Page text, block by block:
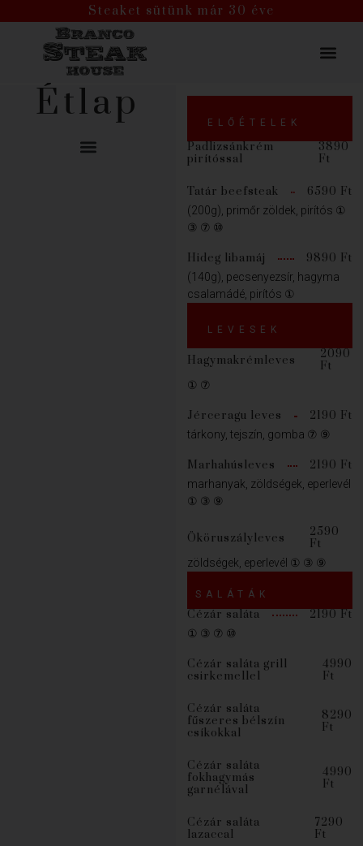
Steaket sütünk már 30 éve
Étlap ELŐÉTELEK
Padlizsánkrém
pirítóssal
3890
Ft
Tatár beefsteak 6590 Ft
(200g), primőr zöldek, pirítós ①
③ ⑦ ⑩
Hideg libamáj 9890 Ft
(140g), pecsenyezsír, hagyma
csalamádé, pirítós ①
LEVESEK
Hagymakrémleves
2090
Ft
① ⑦
Jérceragu leves 2190 Ft
tárkony, tejszín, gomba ⑦ ⑨
Marhahúsleves 2190 Ft
marhanyak, zöldségek, eperlevél
① ③ ⑨
Ököruszályleves
2590
Ft
zöldségek, eperlevél ① ③ ⑨
SALÁTÁK
Cézár saláta 2190 Ft
① ③ ⑦ ⑩
Cézár saláta grill
csirkemellel
4990
Ft
Cézár saláta
fűszeres bélszín
csíkokkal
8290
Ft
Cézár saláta
fokhagymás
garnélával
4990
Ft
Cézár saláta
lazaccal
7290
Ft